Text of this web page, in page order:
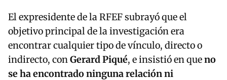
El expresidente de la RFEF subrayó que el
objetivo principal de la investigación era
encontrar cualquier tipo de vínculo, directo o
indirecto, conGerard Piqué, e insistió en queno
se ha encontrado ninguna relación ni